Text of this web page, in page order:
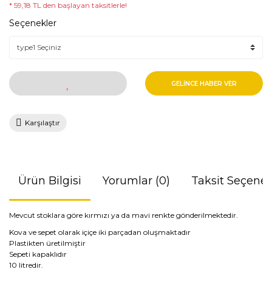
* 59,18 TL den başlayan taksitlerle!
Seçenekler
GELİNCE HABER VER
Karşılaştır
Ürün Bilgisi Yorumlar (0) Taksit
Mevcut stoklara göre kırmızı ya da mavi renkte gönderilmektedir.
Kova ve sepet olarak içiçe iki parçadan oluşmaktadır
Plastikten üretilmiştir
Sepeti kapaklıdır
10 litredir.